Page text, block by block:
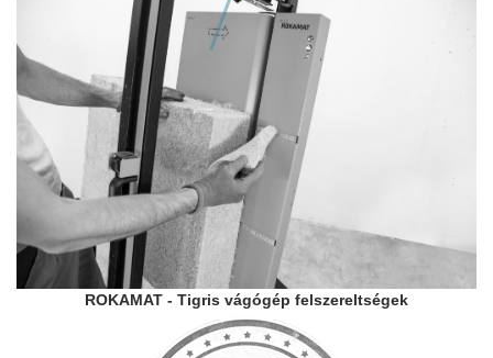
ROKAMAT - Tigris vágógép felszereltségek